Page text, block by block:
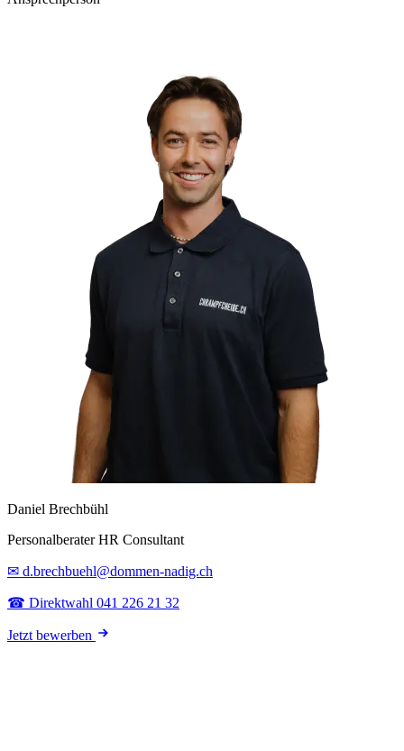
Daniel Brechbühl
Personalberater HR Consultant
✉ d.brechbuehl@dommen-nadig.ch
☎ Direktwahl 041 226 21 32
Jetzt bewerben